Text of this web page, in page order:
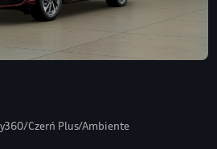
Czerń Plus/Ambiente